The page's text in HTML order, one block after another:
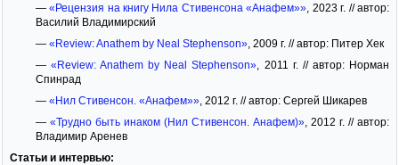
—«Рецензия на книгу Нила Стивенсона «Анафем»» , 2023 г. // автор:
Василий Владимирский
— «Review: Anathem by Neal Stephenson», 2009 г. // автор: Питер Хек
— «Review: Anathem by Neal Stephenson» , 2011 г. // автор: Норман
Спинрад
— «Нил Стивенсон. «Анафем»», 2012 г. // автор: Сергей Шикарев
— «Трудно быть инаком (Нил Стивенсон. Анафем)», 2012 г. // автор:
Владимир Аренев
Статьи и интервью: